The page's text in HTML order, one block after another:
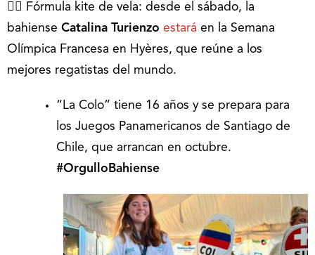
🚣‍♂️ Fórmula kite de vela: desde el sábado, la
bahiense Catalina Turienzo estará en la Semana
Olímpica Francesa en Hyères, que reúne a los
mejores regatistas del mundo.
“La Colo” tiene 16 años y se prepara para
los Juegos Panamericanos de Santiago de
Chile, que arrancan en octubre.
#OrgulloBahiense